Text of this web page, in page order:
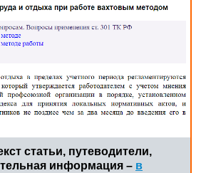
статьи, путеводители,
информация – в